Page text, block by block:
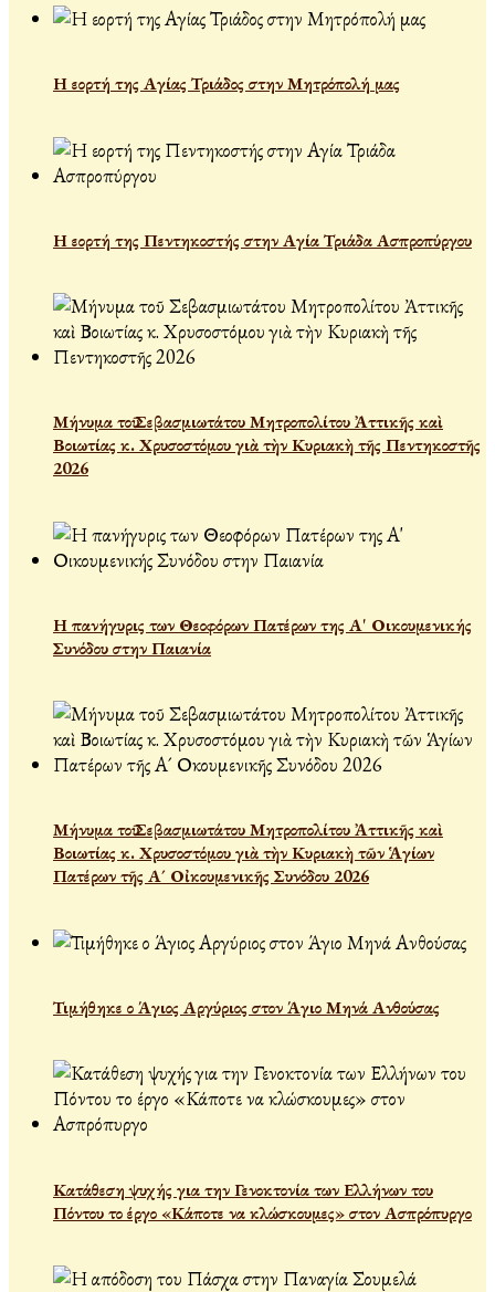
Η εορτή της Αγίας Τριάδος στην Μητρόπολή μας
Η εορτή της Πεντηκοστής στην Αγία Τριάδα Ασπροπύργου
Μήνυμα τοῦ Σεβασμιωτάτου Μητροπολίτου Ἀττικῆς καὶ
Βοιωτίας κ. Χρυσοστόμου γιὰ τὴν Κυριακὴ τῆς Πεντηκοστῆς
2026
Η πανήγυρις των Θεοφόρων Πατέρων της Α' Οικουμενικής
Συνόδου στην Παιανία
Μήνυμα τοῦ Σεβασμιωτάτου Μητροπολίτου Ἀττικῆς καὶ
Βοιωτίας κ. Χρυσοστόμου γιὰ τὴν Κυριακὴ τῶν Ἁγίων
Πατέρων τῆς Α´ Οἰκουμενικῆς Συνόδου 2026
Τιμήθηκε ο Άγιος Αργύριος στον Άγιο Μηνά Ανθούσας
Κατάθεση ψυχής για την Γενοκτονία των Ελλήνων του
Πόντου το έργο «Κάποτε να κλώσκουμες» στον Ασπρόπυργο